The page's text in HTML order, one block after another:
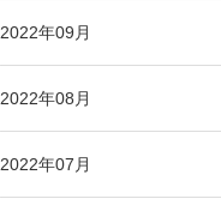
2022年09月
2022年08月
2022年07月